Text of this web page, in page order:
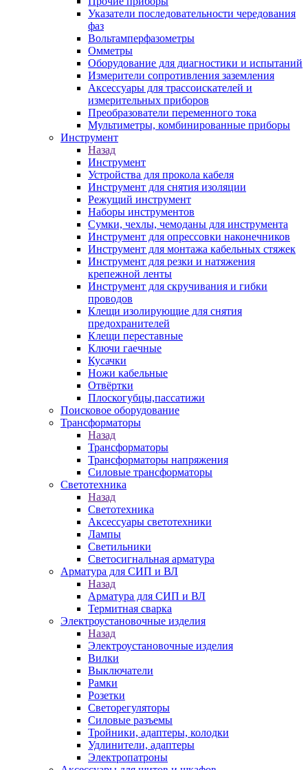
Указатели последовательности чередования
фаз
Вольтамперфазометры
Омметры
Оборудование для диагностики и испытаний
Измерители сопротивления заземления
Аксессуары для трассоискателей и
измерительных приборов
Преобразователи переменного тока
Мультиметры, комбинированные приборы
Инструмент
Назад
Инструмент
Устройства для прокола кабеля
Инструмент для снятия изоляции
Режущий инструмент
Наборы инструментов
Сумки, чехлы, чемоданы для инструмента
Инструмент для опрессовки наконечников
Инструмент для монтажа кабельных стяжек
Инструмент для резки и натяжения
крепежной ленты
Инструмент для скручивания и гибки
проводов
Клещи изолирующие для снятия
предохранителей
Клещи переставные
Ключи гаечные
Кусачки
Ножи кабельные
Отвёртки
Плоскогубцы,пассатижи
Поисковое оборудование
Трансформаторы
Назад
Трансформаторы
Трансформаторы напряжения
Силовые трансформаторы
Светотехника
Назад
Светотехника
Аксессуары светотехники
Лампы
Светильники
Светосигнальная арматура
Арматура для СИП и ВЛ
Назад
Арматура для СИП и ВЛ
Термитная сварка
Электроустановочные изделия
Назад
Электроустановочные изделия
Вилки
Выключатели
Рамки
Розетки
Светорегуляторы
Силовые разъемы
Тройники, адаптеры, колодки
Удлинители, адаптеры
Электропатроны